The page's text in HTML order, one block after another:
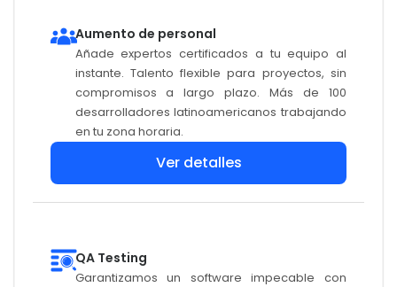
Ver detalles
Aumento de personal
Añade expertos certificados a tu equipo al
instante. Talento flexible para proyectos, sin
compromisos a largo plazo. Más de 100
desarrolladores latinoamericanos trabajando
en tu zona horaria.
QA Testing
Garantizamos un software impecable con